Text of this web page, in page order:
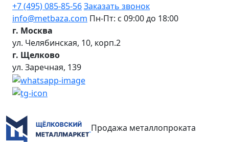
+7 (495) 085-85-56Заказать звонок
info@metbaza.com Пн-Пт: с 09:00 до 18:00
г. Москва
ул. Челябинская, 10, корп.2
г. Щелково
ул. Заречная, 139
Продажа металлопроката